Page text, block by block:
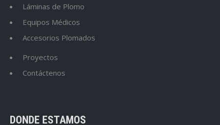
Láminas de Plomo
Equipos Médicos
Accesorios Plomados
Proyectos
Contáctenos
DONDE ESTAMOS